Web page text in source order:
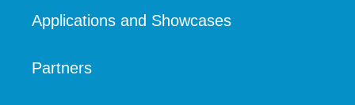
Applications and Showcases
Partners